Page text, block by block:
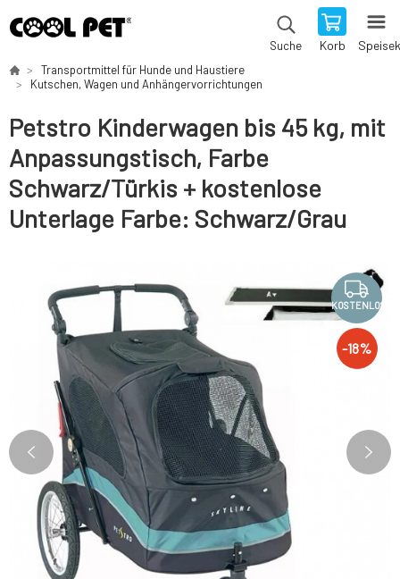
Suche Korb
Transportmittel für Hunde und Haustiere
Kutschen, Wagen und Anhängervorrichtungen
Petstro Kinderwagen bis 45 kg, mit
Anpassungstisch, Farbe
Schwarz/Türkis + kostenlose
Unterlage Farbe: Schwarz/Grau
KOSTENLOS
-18%